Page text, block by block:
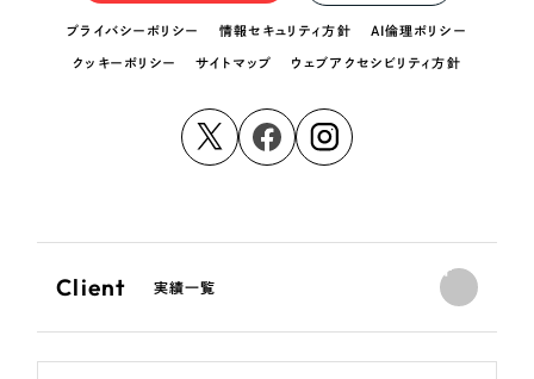
プライバシーポリシー 情報セキュリティ方針 AI倫理ポリシー
クッキーポリシー サイトマップ ウェブアクセシビリティ方針
Client 実績一覧